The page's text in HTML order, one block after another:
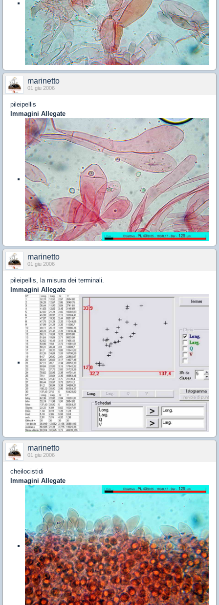
marinetto
01 giu 2006
pileipellis
Immagini Allegate
marinetto
01 giu 2006
pileipellis, la misura dei terminali.
Immagini Allegate
marinetto
01 giu 2006
cheilocistidi
Immagini Allegate